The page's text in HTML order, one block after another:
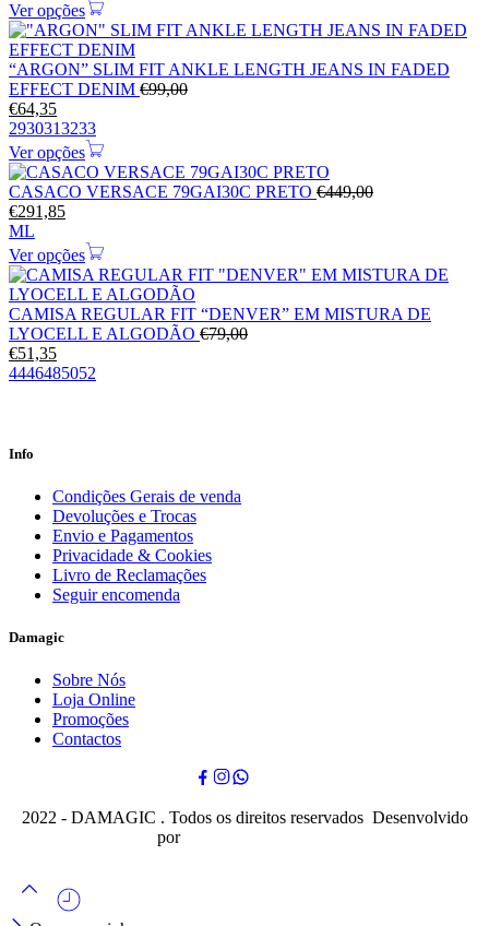
Ver opções
“ARGON” SLIM FIT ANKLE LENGTH JEANS IN FADED
EFFECT DENIM €99,00
€64,35
2930313233
Ver opções
CASACO VERSACE 79GAI30C PRETO €449,00
€291,85
ML
Ver opções
CAMISA REGULAR FIT “DENVER” EM MISTURA DE
LYOCELL E ALGODÃO €79,00
€51,35
4446485052
Info
Condições Gerais de venda
Devoluções e Trocas
Envio e Pagamentos
Privacidade & Cookies
Livro de Reclamações
Seguir encomenda
Damagic
Sobre Nós
Loja Online
Promoções
Contactos
2022 - DAMAGIC . Todos os direitos reservados Desenvolvido
por